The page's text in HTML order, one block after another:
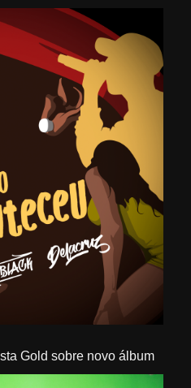
Gold sobre novo álbum